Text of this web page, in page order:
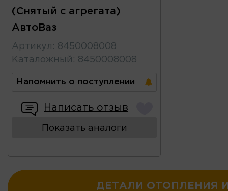
(Снятый с агрегата)
АвтоВаз
Артикул : 8450008008
Каталожный : 8450008008
Напомнить о поступлении
Написать отзыв
Показать аналоги
ДЕТАЛИ ОТОПЛЕНИЯ